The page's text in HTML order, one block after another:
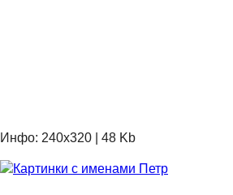
Инфо: 240х320 | 48 Kb